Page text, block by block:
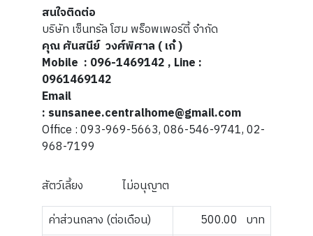
สนใจติดต่อ
บริษัท เซ็นทรัล โฮม พร็อพเพอร์ตี้ จำกัด
คุณ ศันสนีย์ วงศ์พิศาล ( เก๋ )
Mobile : 096-1469142 , Line :
0961469142
Email
: sunsanee.centralhome@gmail.com
Office : 093-969-5663, 086-546-9741, 02-
968-7199
สัตว์เลี้ยง
ไม่อนุญาต
ค่าส่วนกลาง (ต่อเดือน)
500.00 บาท